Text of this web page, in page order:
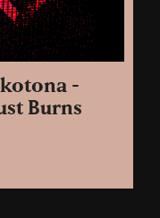
-
Burns